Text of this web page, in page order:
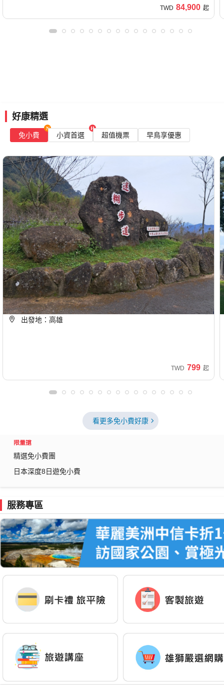
TWD 84,900 起
好康精選
免小費 小資首選 超值機票 早鳥享優惠
限量搶
精選免小費團
日本深度8日遊免小費
嘉義旅遊｜免小費｜阿里山迷糊步道~漫遊.奮起湖老街一
日｜高雄出發
08/14(五)、08/18(二)、08/27(四)...
出發地：高雄
TWD 799 起
看更多免小費好康
服務專區